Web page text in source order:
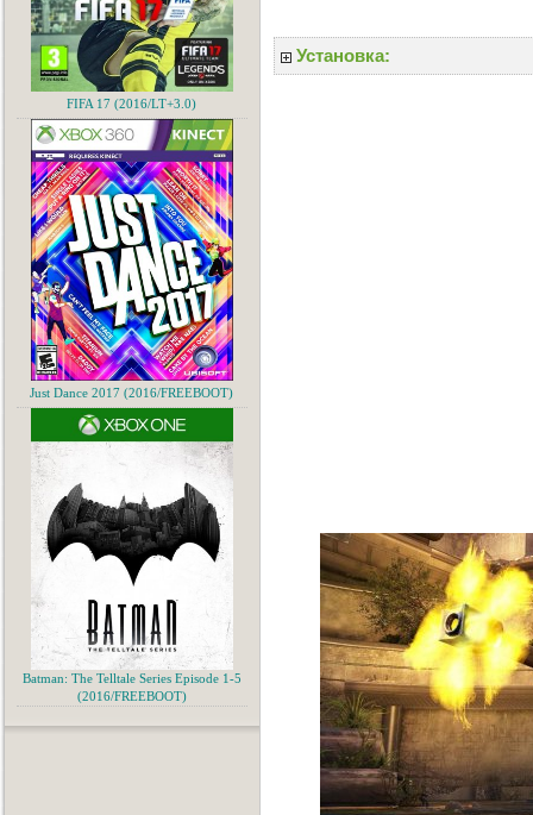
Установка:
FIFA 17 (2016/LT+3.0)
Just Dance 2017 (2016/FREEBOOT)
Batman: The Telltale Series Episode 1-5
(2016/FREEBOOT)